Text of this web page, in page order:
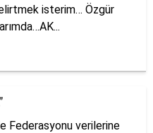
isterim… Özgür
Federasyonu verilerine